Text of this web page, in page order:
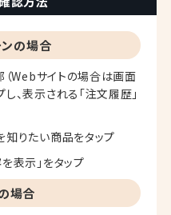
ンの場合
Webサイトの場合は画面
、表示される「注文履歴」
知りたい商品をタップ
表示」をタップ
場合